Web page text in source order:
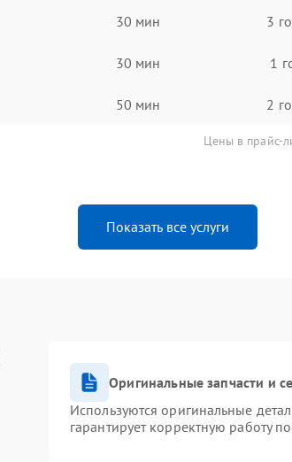
30 мин 3
30 мин 1
50 мин 2
Цены в прайс-
Показать все услуги
Оригинальные запчасти и
Используются оригинальные
гарантирует корректную работу